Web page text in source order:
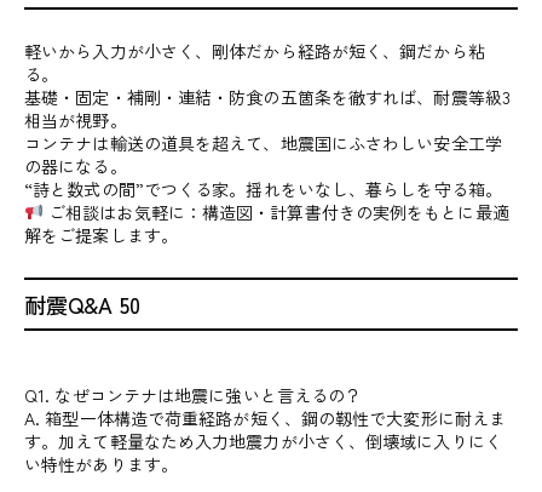
軽いから入力が小さく、剛体だから経路が短く、鋼だから粘
る。
基礎・固定・補剛・連結・防食の五箇条を徹すれば、耐震等級3
相当が視野。
コンテナは輸送の道具を超えて、地震国にふさわしい安全工学
の器になる。
“詩と数式の間”でつくる家。揺れをいなし、暮らしを守る箱。
ご相談はお気軽に：構造図・計算書付きの実例をもとに最適
解をご提案します。
耐震Q&A 50
Q1. なぜコンテナは地震に強いと言えるの？
A. 箱型一体構造で荷重経路が短く、鋼の靱性で大変形に耐えま
す。加えて軽量なため入力地震力が小さく、倒壊域に入りにく
い特性があります。